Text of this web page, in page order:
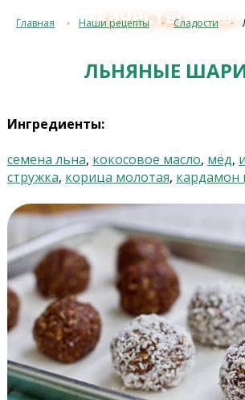
качествос 1993 г.
Главная Наши рецепты Сладости
ЛЬНЯНЫЕ
Ингредиенты:
семена льна, кокосовое масло, мёд,
стружка, корица молотая, кардамон